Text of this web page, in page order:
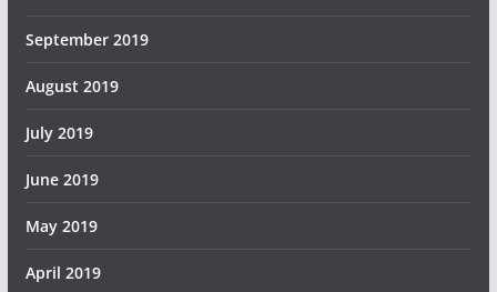
September 2019
August 2019
July 2019
June 2019
May 2019
April 2019